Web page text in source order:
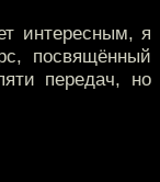
интересным, я
посвящённый
передач, но